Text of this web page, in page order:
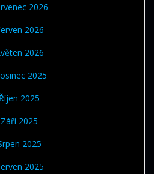
2026
2026
2026
2025
Říjen 2025
Září 2025
2025
2025